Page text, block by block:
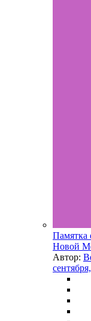
Памятка
Новой
Автор: